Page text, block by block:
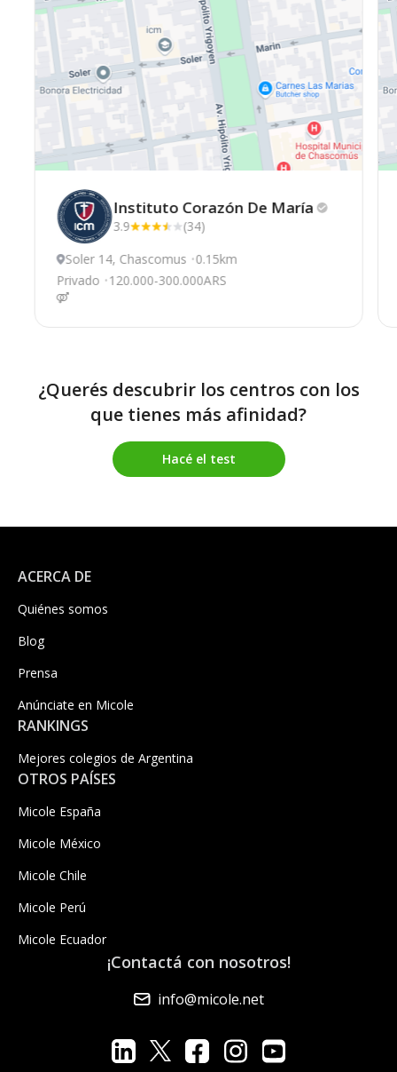
Instituto Corazón De María
3.9
(34)
Soler 14, Chascomus 0.15km
Privado
120.000-300.000ARS
¿Querés descubrir los centros con los
que tienes más afinidad?
Hacé el test
ACERCA DE
Quiénes somos
Blog
Prensa
Anúnciate en Micole
RANKINGS
Mejores colegios de Argentina
OTROS PAÍSES
Micole España
Micole México
Micole Chile
Micole Perú
Micole Ecuador
¡Contactá con nosotros!
info@micole.net